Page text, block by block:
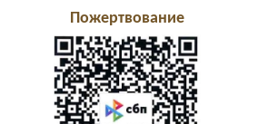
Пожертвование